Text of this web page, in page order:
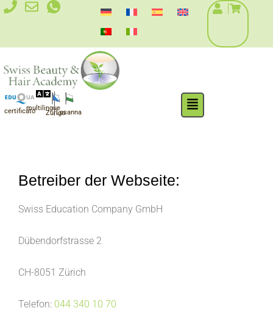
Vai
certificatomultilingue
ZurigoLosanna
Flyout
Menu
Betreiber der Webseite:
Swiss Education Company GmbH
Dübendorfstrasse 2
CH-8051 Zürich
Telefon: 044 340 10 70